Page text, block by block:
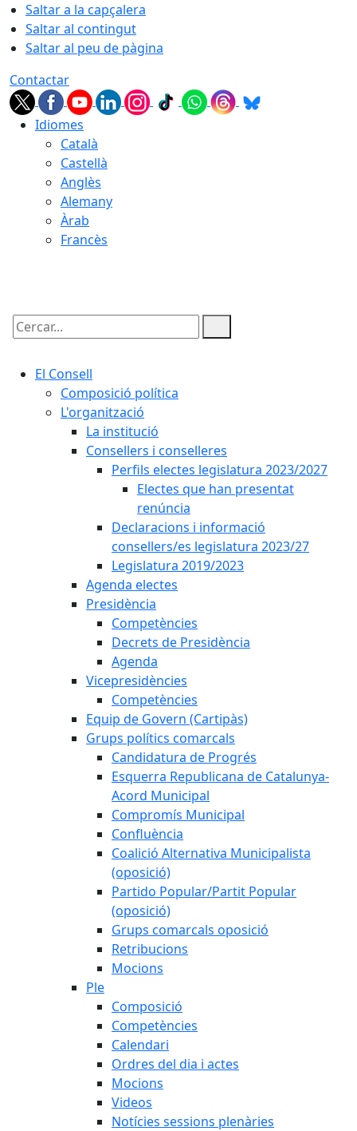
Saltar a la capçalera
Saltar al contingut
Saltar al peu de pàgina
Contactar
Idiomes
Català
Castellà
Anglès
Alemany
Àrab
Francès
Cercar:
El Consell
Composició política
L'organització
La institució
Consellers i conselleres
Perfils electes legislatura 2023/2027
Electes que han presentat
renúncia
Declaracions i informació
consellers/es legislatura 2023/27
Legislatura 2019/2023
Agenda electes
Presidència
Competències
Decrets de Presidència
Agenda
Vicepresidències
Competències
Equip de Govern (Cartipàs)
Grups polítics comarcals
Candidatura de Progrés
Esquerra Republicana de Catalunya-
Acord Municipal
Compromís Municipal
Confluència
Coalició Alternativa Municipalista
(oposició)
Partido Popular/Partit Popular
(oposició)
Grups comarcals oposició
Retribucions
Mocions
Ple
Composició
Competències
Calendari
Ordres del dia i actes
Mocions
Videos
Notícies sessions plenàries